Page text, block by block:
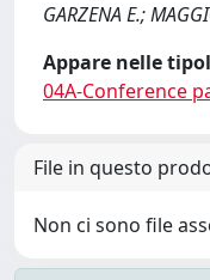
GARZENA E.;
Appare nelle
04A-Conference
File in questo
Non ci sono file